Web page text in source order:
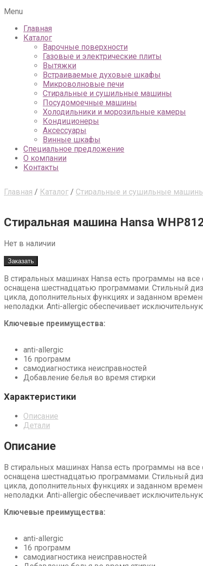
Menu
Главная
Каталог
Варочные поверхности
Газовые и электрические плиты
Вытяжки
Встраиваемые духовые шкафы
Микроволновые печи
Стиральные и сушильные машины
Посудомоечные машины
Холодильники и морозильные камеры
Кондиционеры
Аксессуары
Винные шкафы
Специальное предложение
О компании
Контакты
Главная / Каталог / Стиральные и сушильные
Стиральная машина Hansa
Нет в наличии
Заказать
В стиральных машинах Hansa есть программы на все
оснащена шестнадцатью программами. Стильный
цикла, дополнительных функциях и заданном
неполадки. Anti-allergic обеспечивает
Ключевые преимущества:
anti-allergic
16 программ
самодиагностика неисправностей
Добавление белья во время стирки
Характеристики
Описание
Детали
Описание
В стиральных машинах Hansa есть программы на
оснащена шестнадцатью программами. Стильный
цикла, дополнительных функциях и заданном
неполадки. Anti-allergic обеспечивает
Ключевые преимущества:
anti-allergic
16 программ
самодиагностика неисправностей